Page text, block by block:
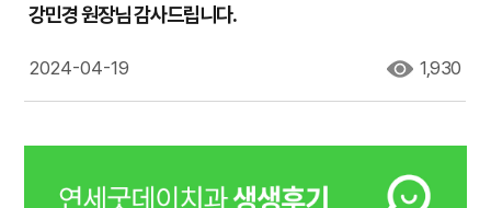
강민경 원장님 감사드립니다.
2024-04-19 1,930